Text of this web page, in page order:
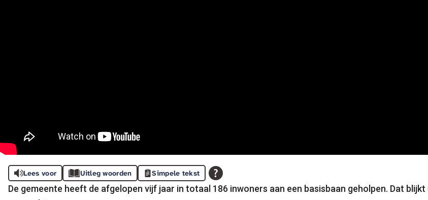
Lees voor Uitleg woorden Simpele tekst
De gemeente heeft de afgelopen vijf jaar in totaal 186 inwoners aan een basisbaan geholpen. Dat